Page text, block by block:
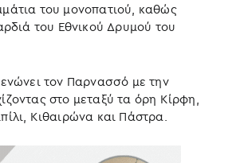
του μονοπατιού, καθώς
του Εθνικού Δρυμού του
τον Παρνασσό με την
στο μεταξύ τα όρη Κίρφη,
Κιθαιρώνα και Πάστρα.